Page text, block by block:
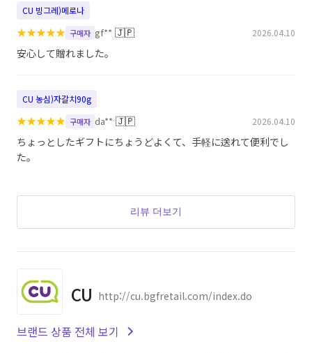
CU 빙그레)메로나
★★★★★ 구매자 gf** 🇯🇵 2026.04.10
安心して贈れました。
CU 농심)자갈치90g
★★★★★ 구매자 da** 🇯🇵 2026.04.10
ちょっとしたギフトにちょうどよくて、手軽に送れて便利でし
た。
리뷰 더보기
CU http://cu.bgfretail.com/index.do
브랜드 상품 전체 보기